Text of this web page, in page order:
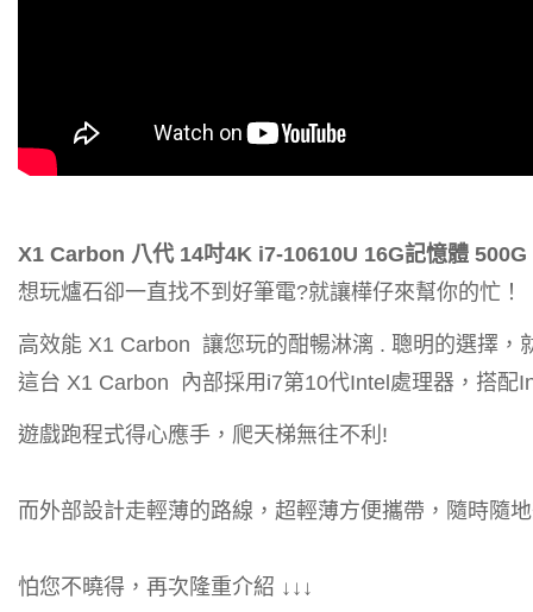
X1 Carbon 八代 14吋4K i7-10610U 16G記憶體
想玩爐石卻一直找不到好筆電?就讓樺仔來幫你的忙！
高效能 X1 Carbon 讓您玩的酣暢淋漓 . 聰明的選擇，
這台 X1 Carbon
內部採用i7第10代Intel處理器，搭配
遊戲跑程式得心應手，爬天梯無往不利!
而外部設計走輕薄的路線，超輕薄方便攜帶，隨時隨
怕您不曉得，再次隆重介紹 ↓↓↓